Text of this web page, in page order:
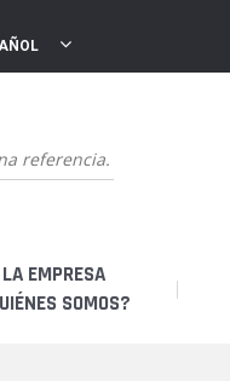
LA EMPRESA
SOMOS?